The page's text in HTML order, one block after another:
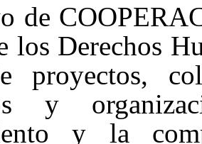
de
los Derechos
proyectos,
y
y la